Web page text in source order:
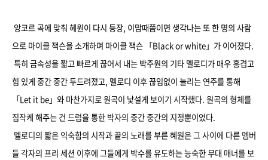
앙코르 곡에 맞춰 혜원이 다시 등장, 이맘때쯤이면 생각나는 또 한 명의 사람
으로 마이클 잭슨을 소개하며 마이클 잭슨 「Black or white」가 이어졌다.
특히 금속성을 짧고 빠르게 끊어서 내는 박주원의 기타 멜로디가 매우 흥겹고
힘 있게 중간 중간 두드려졌고, 멜로디 이후 끊임없이 늘리는 연주를 통해
「Let it be」와 마찬가지로 원곡이 낯설게 보이기 시작했다. 원곡의 형체를
짐작케 해주는 건 드럼을 통한 박자의 중간 중간의 지정뿐이었다.
멜로디의 짧은 익숙함의 시작과 끝의 노래를 부른 혜원은 그 사이에 다른 멤버
들 각자의 프리 세션 이후에 그들에게 박수를 유도하는 능숙한 무대 매너를 보